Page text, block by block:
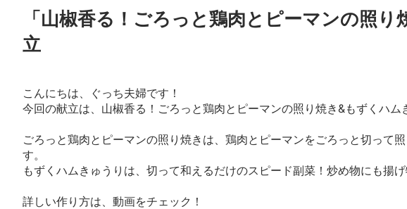
「山椒香る！ごろっと鶏肉とピーマンの照
立
こんにちは、ぐっち夫婦です！
今回の献立は、山椒香る！ごろっと鶏肉とピーマンの照り焼き&もずくハム
ごろっと鶏肉とピーマンの照り焼きは、鶏肉とピーマンをごろっと切って
す。
もずくハムきゅうりは、切って和えるだけのスピード副菜！炒め物にも揚げ
詳しい作り方は、動画をチェック！